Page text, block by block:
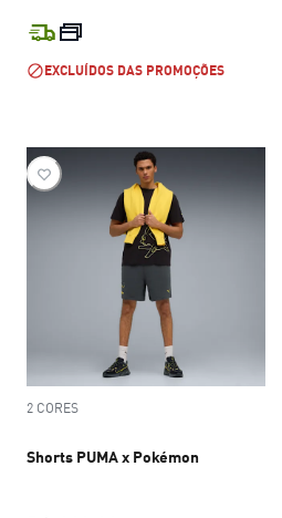
EXCLUÍDOS DAS PROMOÇÕES
2 CORES
Shorts PUMA x Pokémon